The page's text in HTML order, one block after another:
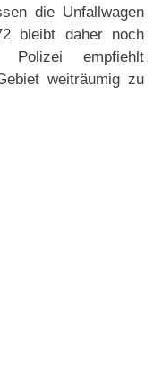
die Unfallwagen
bleibt daher noch
empfiehlt
weiträumig zu